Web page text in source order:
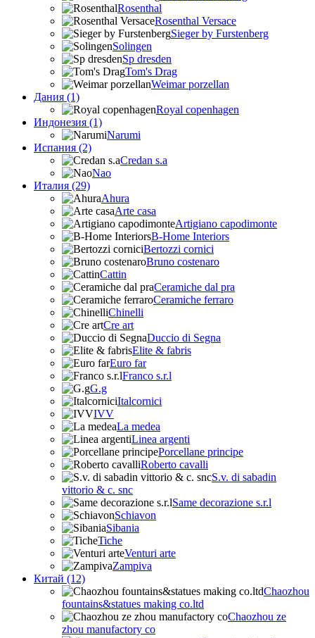
Rosenthal
Rosenthal Versace
Sieger by Furstenberg
Solingen
Sp dresden
Tom's Drag
Weimar porzellan
Дания (1)
Royal copenhagen
Индонезия (1)
Narumi
Испания (2)
Credan s.a
Nao
Италия (29)
Ahura
Arte casa
Artigiano capodimonte
B-Home Interiors
Bertozzi cornici
Bruno costenaro
Cattin
Ceramiche dal pra
Ceramiche ferraro
Chinelli
Cre art
Duccio di Segna
Elite & fabris
Euro far
Franco s.r.l
G.g
Italcornici
IVV
La medea
Linea argenti
Porcellane principe
Roberto cavalli
S.v. di sabadin
vittorio & c. snc
Same decorazione s.r.l
Schiavon
Sibania
Tiche
Venturi arte
Zampiva
Китай (12)
Chaozhou
fountains&statues making co.ltd
Chaozhou ze
zhou manufactory co